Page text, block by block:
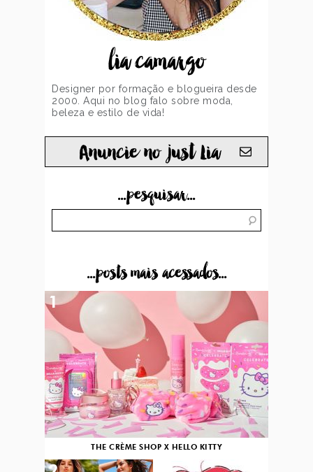
lia camargo
Designer por formação e blogueira desde
2000. Aqui no blog falo sobre moda,
beleza e estilo de vida!
Anuncie no just Lia
...pesquisar...
...posts mais acessados...
THE CRÈME SHOP X HELLO KITTY
1